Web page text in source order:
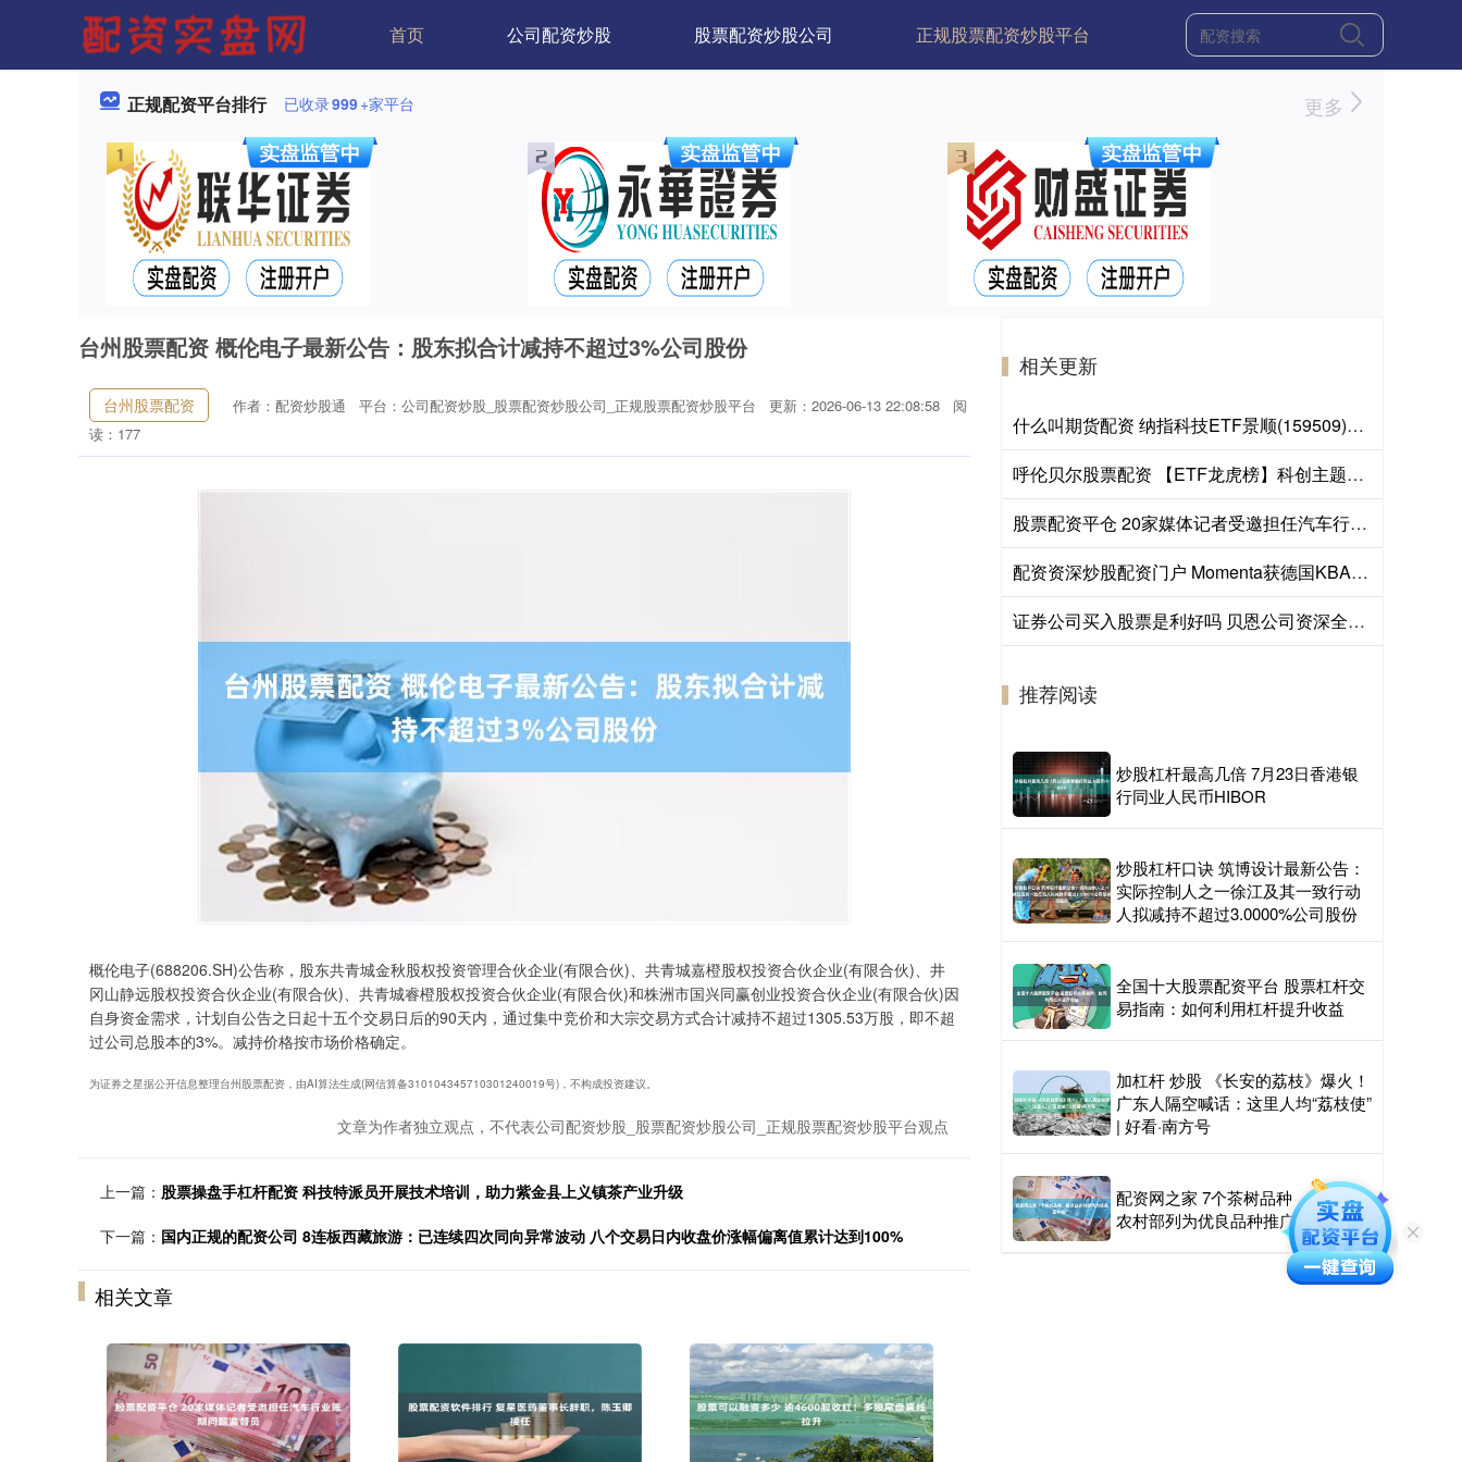
首页 公司配资炒股 股票配资炒股公司 正规股票配资炒股平台
正规配资平台排行 已收录999+家平台 更多
台州股票配资 概伦电子最新公告：股东拟合计减持不超过3%公司股份
台州股票配资 作者：配资炒股通 平台：公司配资炒股_股票配资炒股公司_正规股票配资炒股平台 更新：2026-06-13 22:08:58
阅
读：177
概伦电子(688206.SH)公告称，股东共青城金秋股权投资管理合伙企业(有限合伙)、共青城嘉橙股权投资合伙企业(有限合伙)、井
冈山静远股权投资合伙企业(有限合伙)、共青城睿橙股权投资合伙企业(有限合伙)和株洲市国兴同赢创业投资合伙企业(有限合伙)因
自身资金需求，计划自公告之日起十五个交易日后的90天内，通过集中竞价和大宗交易方式合计减持不超过1305.53万股，即不超
过公司总股本的3%。减持价格按市场价格确定。
为证券之星据公开信息整理台州股票配资，由AI算法生成(网信算备310104345710301240019号)，不构成投资建议。
文章为作者独立观点，不代表公司配资炒股_股票配资炒股公司_正规股票配资炒股平台观点
上一篇： 股票操盘手杠杆配资 科技特派员开展技术培训，助力紫金县上义镇茶产业升级
下一篇： 国内正规的配资公司 8连板西藏旅游：已连续四次同向异常波动 八个交易日内收盘价涨幅偏离值累计达到100%
相关文章
相关更新
什么叫期货配资 纳指科技ETF景顺(159509)将于2026年8月7日开市起停牌，自2026年8月7日10:30起复牌，停牌期间赎回业务照常办理
呼伦贝尔股票配资 【ETF龙虎榜】科创主题ETF，涨幅居前
股票配资平仓 20家媒体记者受邀担任汽车行业账期问题监督员
配资资深炒股配资门户 Momenta获德国KBA全境L4级自动驾驶测试许可
证券公司买入股票是利好吗 贝恩公司资深全球合伙人：能源转型需全球合作，中国发展受关注
推荐阅读
炒股杠杆最高几倍 7月23日香港银
行同业人民币HIBOR
炒股杠杆口诀 筑博设计最新公告：
实际控制人之一徐江及其一致行动
人拟减持不超过3.0000%公司股份
全国十大股票配资平台 股票杠杆交
易指南：如何利用杠杆提升收益
加杠杆 炒股 《长安的荔枝》爆火！
广东人隔空喊话：这里人均“荔枝使”
| 好看·南方号
配资网之家 7个茶树品种，被农业
农村部列为优良品种推广！